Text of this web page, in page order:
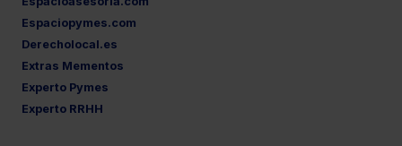
Espaciopymes.com
Derecholocal.es
Extras Mementos
Experto Pymes
Experto RRHH